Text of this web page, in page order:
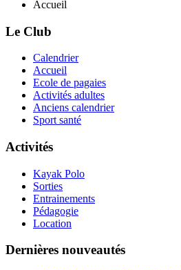
Accueil
Le Club
Calendrier
Accueil
Ecole de pagaies
Activités adultes
Anciens calendrier
Sport santé
Activités
Kayak Polo
Sorties
Entrainements
Pédagogie
Location
Dernières nouveautés